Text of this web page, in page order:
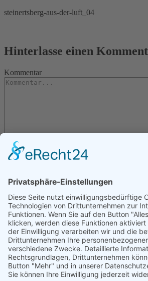
steinertsberg-aus-der-luft_04
Hinterlasse einen
Kommentar
Letzte Artikel
Gartentipps für den November
Gartentipps für den Oktober
Gartentipps für den August
Gartentipps für den September
Gartentipps für den Juli